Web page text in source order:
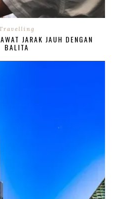
JARAK JAUH DENGAN
BALITA